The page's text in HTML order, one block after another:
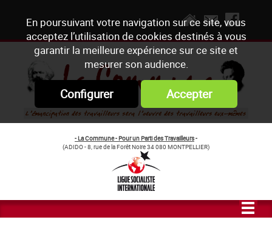
En poursuivant votre navigation sur ce site, vous
acceptez l’utilisation de cookies destinés à vous
garantir la meilleure expérience sur ce site et
mesurer son audience.
Configurer Accepter
- La Commune - Pour un Parti des Travailleurs-
(ADIDO - 8, rue de la Forêt Noire 34 080 MONTPELLIER)